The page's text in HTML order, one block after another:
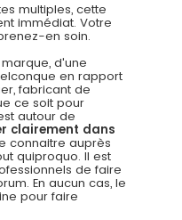
multiples, cette
immédiat. Votre
en soin.
d'une
en rapport
fabricant de
ce soit pour
autour de
clairement dans
connaitre auprès
quiproquo. Il est
de faire
En aucun cas, le
pour faire